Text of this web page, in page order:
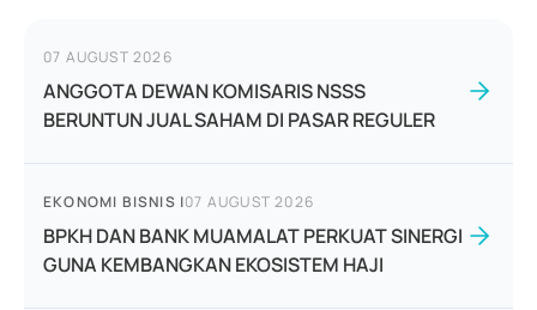
07 AUGUST 2026
ANGGOTA DEWAN KOMISARIS NSSS
BERUNTUN JUAL SAHAM DI PASAR REGULER
EKONOMI BISNIS |07 AUGUST 2026
BPKH DAN BANK MUAMALAT PERKUAT SINERGI
GUNA KEMBANGKAN EKOSISTEM HAJI